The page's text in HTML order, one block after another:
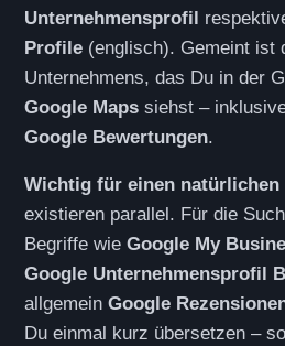
Unternehmensprofil
Profile(englisch). Gemeint ist
Unternehmens, das Du in der
Google Mapssiehst –
Google Bewertungen.
Wichtig für einen natürlichen
existieren parallel. Für die
Begriffe wie Google My
Google Unternehmensprofil
allgemein Google
Du einmal kurz übersetzen –